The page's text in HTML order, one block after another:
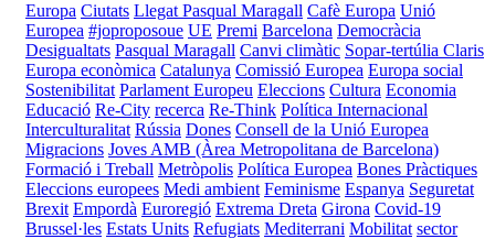
Europa Ciutats Llegat Pasqual Maragall Cafè Europa Unió
Europea #joproposoue UE Premi Barcelona Democràcia
Desigualtats Pasqual Maragall Canvi climàtic Sopar-tertúlia Claris
Europa econòmica Catalunya Comissió Europea Europa social
Sostenibilitat Parlament Europeu Eleccions Cultura Economia
Educació Re-City recerca Re-Think Política Internacional
Interculturalitat Rússia Dones Consell de la Unió Europea
Migracions Joves AMB (Àrea Metropolitana de Barcelona)
Formació i Treball Metròpolis Política Europea Bones Pràctiques
Eleccions europees Medi ambient Feminisme Espanya Seguretat
Brexit Empordà Euroregió Extrema Dreta Girona Covid-19
Brussel·les Estats Units Refugiats Mediterrani Mobilitat sector